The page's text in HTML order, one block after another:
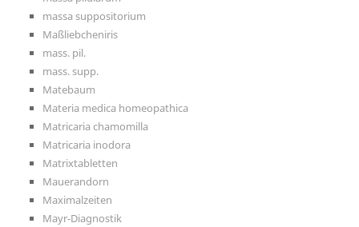
massa suppositorium
Maßliebcheniris
mass. pil.
mass. supp.
Matebaum
Materia medica homeopathica
Matricaria chamomilla
Matricaria inodora
Matrixtabletten
Mauerandorn
Maximalzeiten
Mayr-Diagnostik